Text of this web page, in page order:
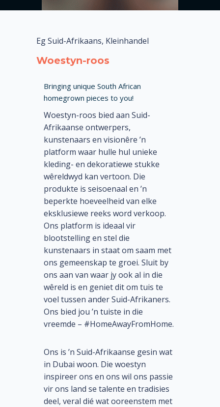
Eg Suid-Afrikaans, Kleinhandel
Woestyn-roos
Bringing unique South African
homegrown pieces to you!
Woestyn-roos bied aan Suid-
Afrikaanse ontwerpers,
kunstenaars en visionêre ’n
platform waar hulle hul unieke
kleding- en dekoratiewe stukke
wêreldwyd kan vertoon. Die
produkte is seisoenaal en ’n
beperkte hoeveelheid van elke
eksklusiewe reeks word verkoop.
Ons platform is ideaal vir
blootstelling en stel die
kunstenaars in staat om saam met
ons gemeenskap te groei. Sluit by
ons aan van waar jy ook al in die
wêreld is en geniet dit om tuis te
voel tussen ander Suid-Afrikaners.
Ons bied jou ’n tuiste in die
vreemde – #HomeAwayFromHome.
Ons is ’n Suid-Afrikaanse gesin wat
in Dubai woon. Die woestyn
inspireer ons en ons wil ons passie
vir ons land se talente en tradisies
deel, veral dié wat ooreenstem met